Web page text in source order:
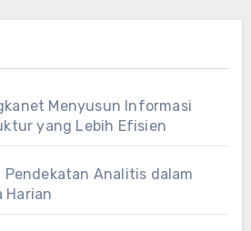
Menyusun Informasi
yang Lebih Efisien
Pendekatan Analitis dalam
Harian